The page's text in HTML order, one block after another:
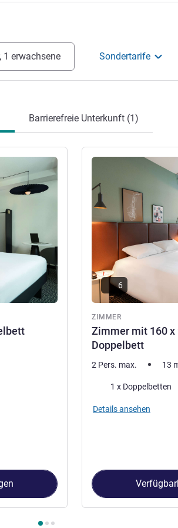
1 erwachsene Sondertarife
Barrierefreie Unterkunft (1)
ZIMMER
Zimmer mit 160 x
Doppelbett
Details ansehen
6
2 Pers. max. 13
Bettwäsche
1 x Doppelbetten
Details ansehen